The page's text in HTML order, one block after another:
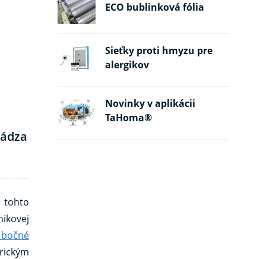
ECO bublinková fólia
Sieťky proti hmyzu pre
alergikov
Novinky v aplikácii
TaHoma®